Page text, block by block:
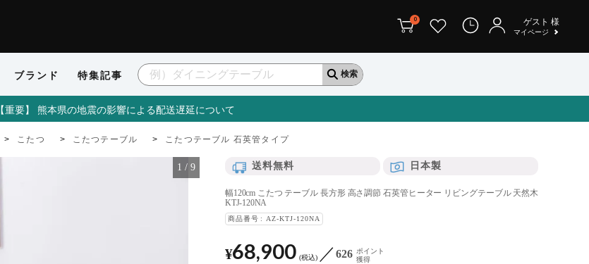
ブランド 特集記事
0 ゲスト 様
マイページ
【重要】 熊本県の地震の影響による配送遅延について
こたつ こたつテーブル こたつテーブル 石英管タイプ
1 / 9 送料無料 日本製
幅120cm こたつ テーブル 長方形 高さ調節 石英管ヒーター リビングテーブル 天然木
KTJ-120NA
商品番号 AZ-KTJ-120NA
¥68,900 税込 626 ポイント
獲得